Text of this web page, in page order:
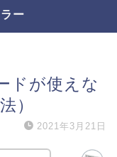
ー
ドが使えな
）
2021年3月21日